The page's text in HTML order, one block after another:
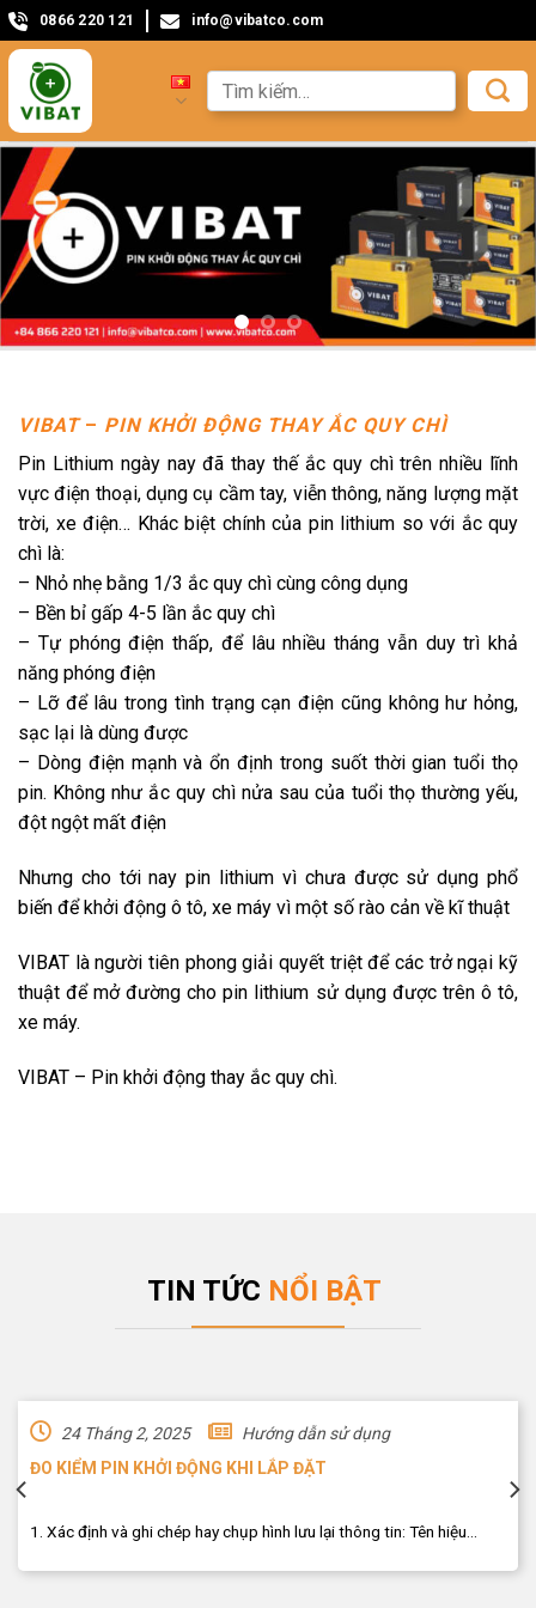
info@vibatco.com
0866 220 121
VIBAT– PIN KHỞI ĐỘNG THAY ẮC QUY CHÌ
Pin Lithium ngày nay đã thay thế ắc quy chì trên nhiều lĩnh
vực điện thoại, dụng cụ cầm tay, viễn thông, năng lượng mặt
trời, xe điện… Khác biệt chính của pin lithium so với ắc quy
chì là:
– Nhỏ nhẹ bằng 1/3 ắc quy chì cùng công dụng
– Bền bỉ gấp 4-5 lần ắc quy chì
– Tự phóng điện thấp, để lâu nhiều tháng vẫn duy trì khả
năng phóng điện
– Lỡ để lâu trong tình trạng cạn điện cũng không hư hỏng,
sạc lại là dùng được
– Dòng điện mạnh và ổn định trong suốt thời gian tuổi thọ
pin. Không như ắc quy chì nửa sau của tuổi thọ thường yếu,
đột ngột mất điện
Nhưng cho tới nay pin lithium vì chưa được sử dụng phổ
biến để khởi động ô tô, xe máy vì một số rào cản về kĩ thuật
VIBAT là người tiên phong giải quyết triệt để các trở ngại kỹ
thuật để mở đường cho pin lithium sử dụng được trên ô tô,
xe máy.
VIBAT – Pin khởi động thay ắc quy chì.
TIN TỨC NỔI BẬT
24 Tháng 2, 2025
Hướng dẫn sử dụng
ĐO KIỂM PIN KHỞI ĐỘNG KHI LẮP ĐẶT
1. Xác định và ghi chép hay chụp hình lưu lại thông tin: Tên hiệu...